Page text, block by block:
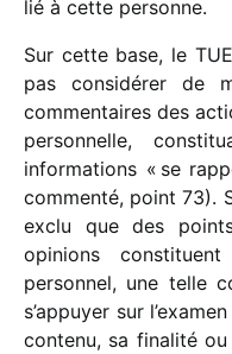
lié à cette personne.
Sur cette base, le
pas consi­dé­rer de
commen­taires des
person­nelle,
infor­ma­tions « se
commenté, point 73).
exclu que des
opinions
person­nel, une telle
s’appuyer sur
contenu, sa fina­lité